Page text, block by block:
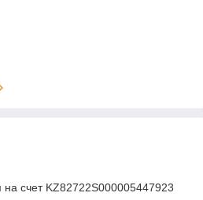
счет KZ82722S000005447923